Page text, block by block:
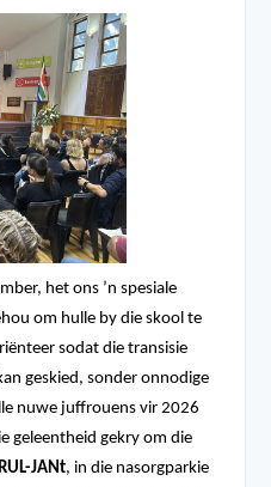
het ons ’n spesiale
om hulle by die skool te
sodat die transisie
geskied, sonder onnodige
nuwe juffrouens vir 2026
geleentheid gekry om die
JANt, in die nasorgparkie